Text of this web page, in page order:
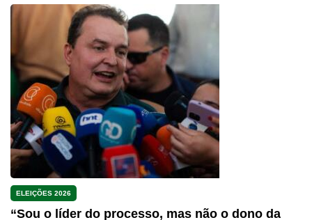
ELEIÇÕES 2026
“Sou o líder do processo, mas não o dono da